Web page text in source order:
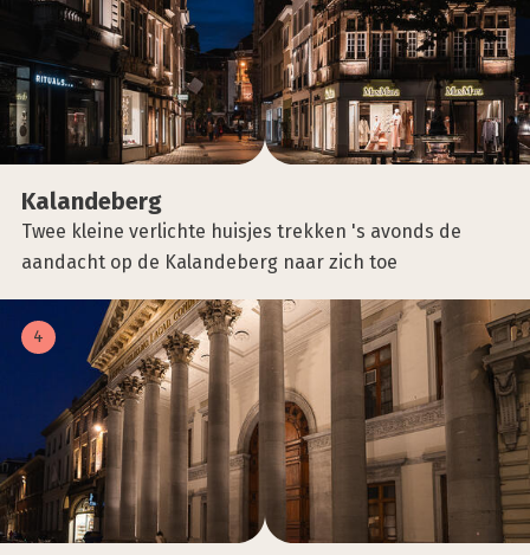
Kalan­de­berg
Twee kleine verlichte huisjes trekken 's avonds de
aandacht op de Kalandeberg naar zich toe
4